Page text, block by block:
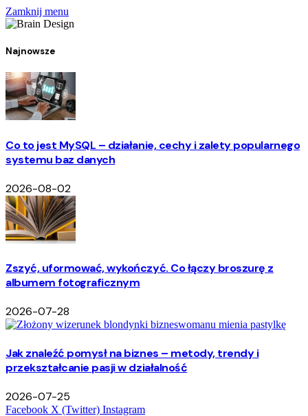
Zamknij menu
Najnowsze
Co to jest MySQL – działanie, cechy i zalety popularnego
systemu baz danych
2026-08-02
Zszyć, uformować, wykończyć. Co łączy broszurę z
albumem fotograficznym
2026-07-28
Jak znaleźć pomysł na biznes – metody, trendy i
przekształcanie pasji w działalność
2026-07-25
Facebook X (Twitter) Instagram